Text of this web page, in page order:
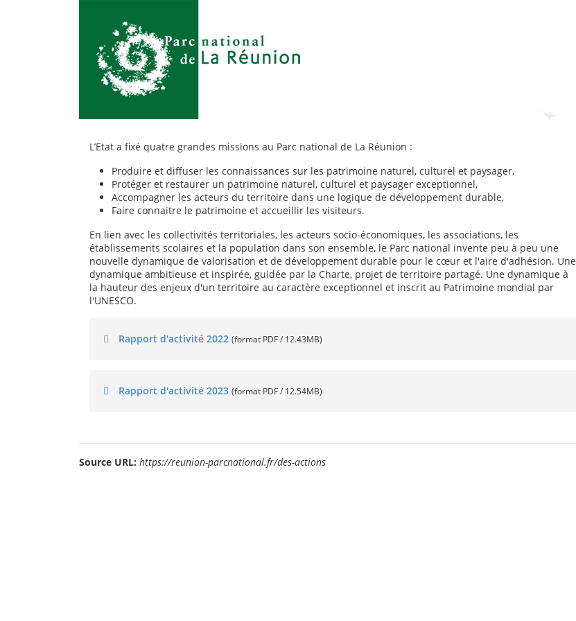
L’Etat a fixé quatre grandes missions au Parc national de La Réunion :
Produire et diffuser les connaissances sur les patrimoine naturel, culturel et paysager,
Protéger et restaurer un patrimoine naturel, culturel et paysager exceptionnel,
Accompagner les acteurs du territoire dans une logique de développement durable,
Faire connaitre le patrimoine et accueillir les visiteurs.
En lien avec les collectivités territoriales, les acteurs socio-économiques, les associations, les
établissements scolaires et la population dans son ensemble, le Parc national invente peu à peu une
nouvelle dynamique de valorisation et de développement durable pour le cœur et l'aire d'adhésion. Une
dynamique ambitieuse et inspirée, guidée par la Charte, projet de territoire partagé. Une dynamique à
la hauteur des enjeux d'un territoire au caractère exceptionnel et inscrit au Patrimoine mondial par
l'UNESCO.
Rapport d'activité 2022 (format PDF / 12.43MB)
Rapport d'activité 2023 (format PDF / 12.54MB)
Source URL: https://reunion-parcnational.fr/des-actions